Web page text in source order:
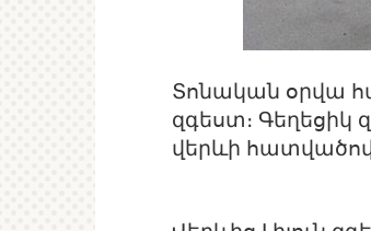
Տոնական օրվա
զգեստ։ Գեղեցիկ
վերևի հատվածով,